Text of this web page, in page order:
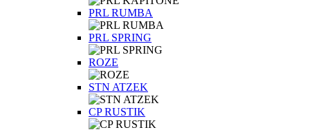
PRL RUMBA
PRL SPRING
ROZE
STN ATZEK
СP RUSTIK